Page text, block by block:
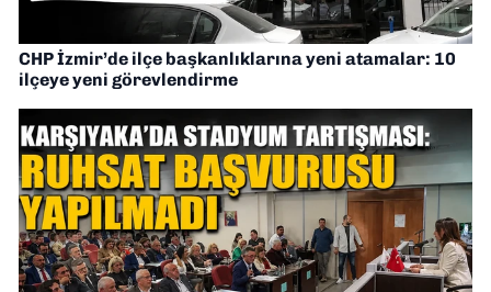
CHP İzmir’de ilçe başkanlıklarına yeni atamalar: 10
ilçeye yeni görevlendirme